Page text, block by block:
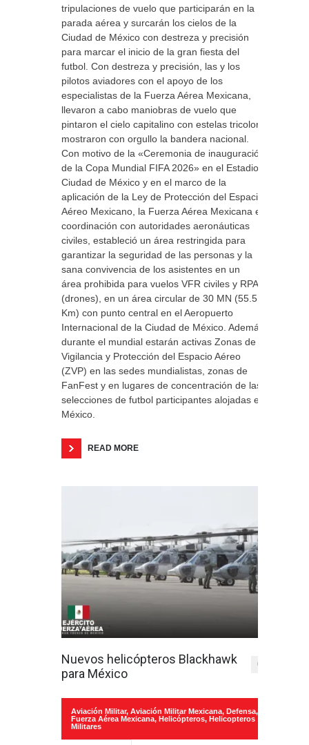
tripulaciones de vuelo que participarán en la
parada aérea y surcarán los cielos de la
Ciudad de México con destreza y precisión
para marcar el inicio de la gran fiesta del
futbol. Con destreza y precisión, las y los
pilotos aviadores con el apoyo de los
especialistas de la Fuerza Aérea Mexicana,
llevaron a cabo maniobras de vuelo que
pintaron el cielo capitalino con estelas tricolor y
mostraron con orgullo la bandera nacional.
Con motivo de la «Ceremonia de inauguración
de la Copa Mundial FIFA 2026» en el Estadio
Ciudad de México y en el marco de la
aplicación de la Ley de Protección del Espacio
Aéreo Mexicano, la Fuerza Aérea Mexicana en
coordinación con autoridades aeronáuticas
civiles, estableció un área restringida para
garantizar la seguridad de las personas y la
sana convivencia de los asistentes en un
área prohibida para vuelos VFR civiles y RPAS
(drones), en un área circular de 30 MN (55.5
Km) con punto central en el Aeropuerto
Internacional de la Ciudad de México. Además,
durante el mundial estarán activas Zonas de
Vigilancia y Protección del Espacio Aéreo
(ZVP) en las sedes mundialistas, zonas de
FanFest y en lugares de concentración de las
selecciones de futbol participantes alojadas en
México.
READ MORE
Nuevos helicópteros Blackhawk
para México
0
Aviación Militar, Aviación Militar Mexicana, Defensa,
Fuerza Aérea Mexicana, Helicópteros, Helicopteros
Militares